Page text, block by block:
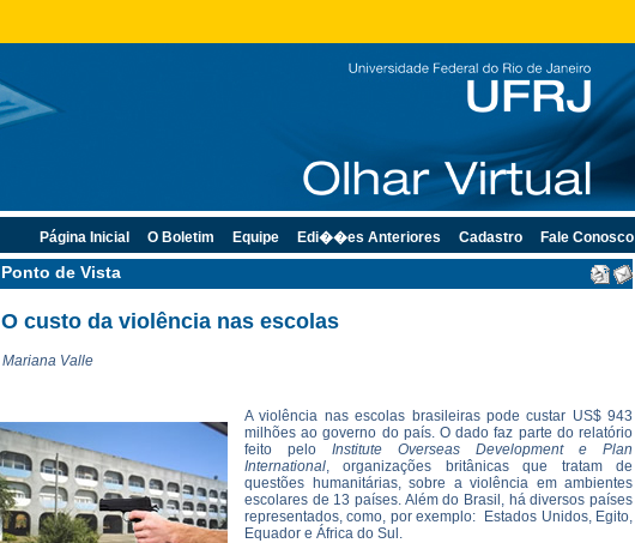
Ponto de Vista
O custo da violência nas escolas
Mariana Valle
A violência nas escolas brasileiras pode custar US$ 943
milhões ao governo do país. O dado faz parte do relatório
feito pelo Institute Overseas Development e Plan
International, organizações britânicas que tratam de
questões humanitárias, sobre a violência em ambientes
escolares de 13 países. Além do Brasil, há diversos países
representados, como, por exemplo: Estados Unidos, Egito,
Equador e África do Sul.
Página Inicial O Boletim Equipe Edi��es Anteriores Cadastro Fale Conosco